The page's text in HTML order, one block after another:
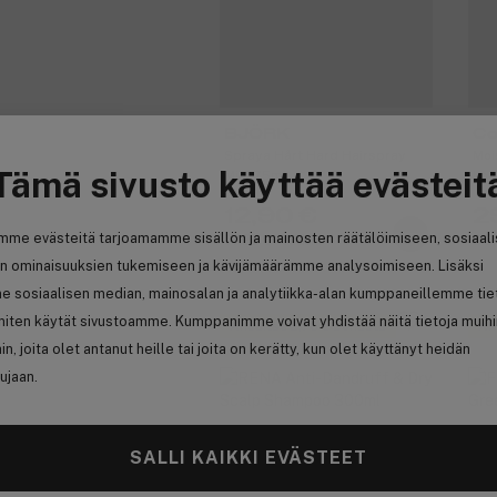
sivusto käyttää
evästeitä tarjoamamme sisällön ja mainosten räätälöimiseen,
ominaisuuksien tukemiseen ja kävijämäärämme analysoimiseen. Lisäksi
sosiaalisen median, mainosalan ja analytiikka-alan kumppaneillemme
käytät sivustoamme. Kumppanimme voivat yhdistää näitä tietoja
joita olet antanut heille tai joita on kerätty, kun olet käyttänyt heidän
SALLI KAIKKI EVÄSTEET
Mini 75ml
17,20 € / 100ml
Ansaitse 2,70 € bonusta